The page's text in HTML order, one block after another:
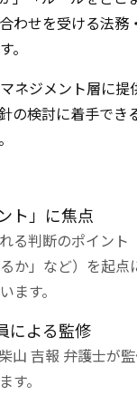
わせを受ける法
。
ネジメント層に
の検討に着手で
ト」に焦点
る判断のポイン
か」など）を起
ます。
による監修
山 吉報 弁護士が
。